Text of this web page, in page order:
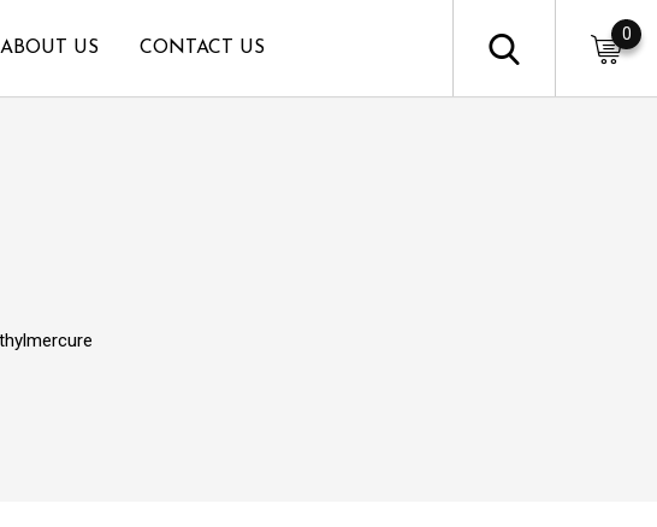
ABOUT US CONTACT US
0